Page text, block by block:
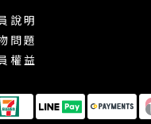
說 明
問 題
權 益